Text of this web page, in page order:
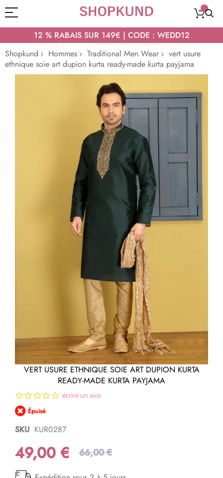
12 % RABAIS SUR 149€ | CODE : WEDD12
Shopkund
Hommes Traditional Men Wear
vert usure
ethnique soie art dupion kurta ready-made kurta payjama
Passer
de
la
Galerie
d’images
VERT USURE ETHNIQUE SOIE ART DUPION KURTA
READY-MADE KURTA PAYJAMA
0.0
écrire un avis
Épuisé
SKU KUR0287
49,00 € 66,00 €